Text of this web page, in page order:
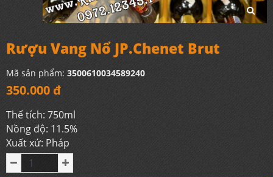
Rượu Vang Nổ JP.Chenet Brut
Mã sản phẩm: 3500610034589240
350.000 đ
Thể tích: 750ml
Nồng độ: 11.5%
Xuất xứ: Pháp